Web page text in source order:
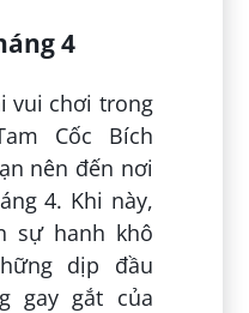
4
vui chơi trong
Cốc Bích
nên đến nơi
4. Khi này,
sự hanh khô
dịp đầu
gay gắt của